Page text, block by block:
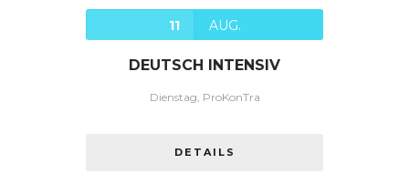
11 AUG.
DEUTSCH INTENSIV
Dienstag, ProKonTra
DETAILS